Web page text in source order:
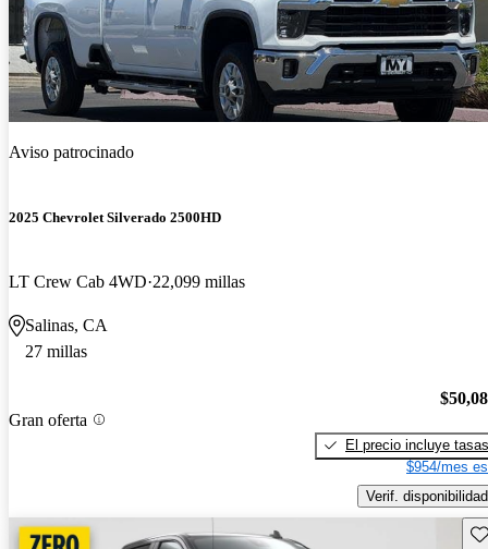
Aviso patrocinado
2025 Chevrolet Silverado 2500HD
LT Crew Cab 4WD 22,099 millas
Salinas, CA
27 millas
Gran oferta
El precio incluye tasas
$954/mes
Verif. disponibilidad